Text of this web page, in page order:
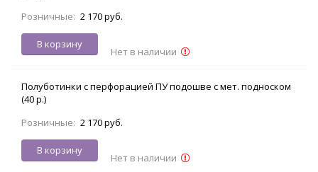
Розничные: 2 170 руб.
В корзину
Нет в наличии
Полуботинки с перфорацией ПУ подошве с мет. подноском
(40 р.)
Розничные: 2 170 руб.
В корзину
Нет в наличии